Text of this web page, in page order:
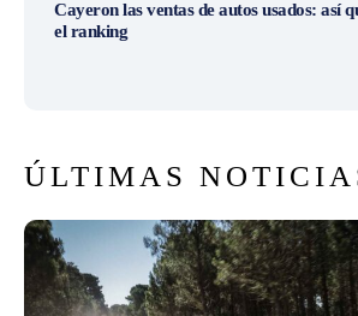
Cayeron las ventas de autos usados: así
el ranking
ÚLTIMAS